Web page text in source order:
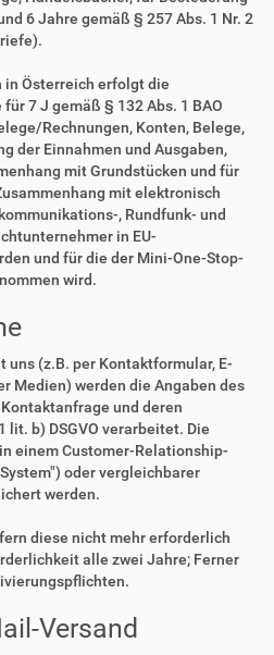
6 Jahre gemäß § 257 Abs. 1 Nr. 2
in Österreich erfolgt die
7 J gemäß § 132 Abs. 1 BAO
Rechnungen, Konten, Belege,
der Einnahmen und Ausgaben,
mit Grundstücken und für
mit elektronisch
, Rundfunk- und
in EU-
und für die der Mini-One-Stop-
wird.
(z.B. per Kontaktformular, E-
Medien) werden die Angaben des
und deren
lit. b) DSGVO verarbeitet. Die
einem Customer-Relationship-
oder vergleichbarer
werden.
diese nicht mehr erforderlich
alle zwei Jahre; Ferner
Versand